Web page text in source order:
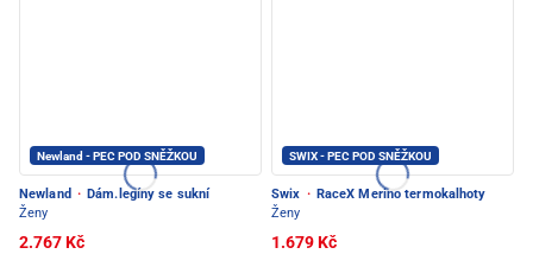
Newland - PEC POD SNĚŽKOU
Newland · Dám.legíny se sukní
Ženy
2.767 Kč
SWIX - PEC POD SNĚŽKOU
Swix · RaceX Merino termokalhoty
Ženy
1.679 Kč